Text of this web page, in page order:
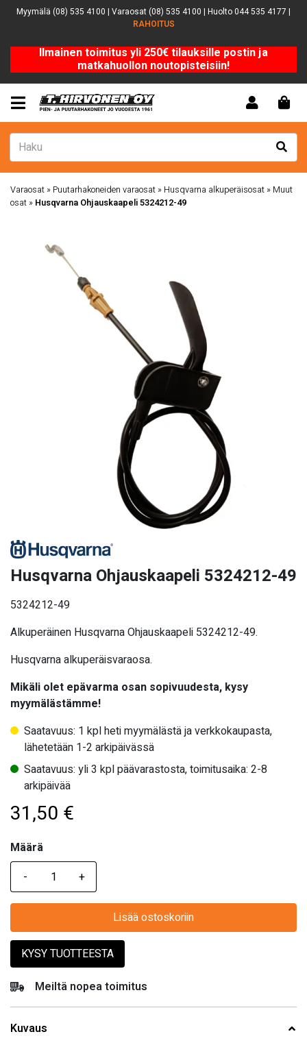
Myymälä (08) 535 4100 | Varaosat (08) 535 4100 | Huolto 044 535 4177 |
RAHOITUS
Ilmainen toimitus yli 250€ tilauksille postin ja
matkahuollon noutopisteisiin!
Varaosat » Puutarhakoneiden varaosat » Husqvarna alkuperäisosat » Muut
osat » Husqvarna Ohjauskaapeli 5324212-49
Husqvarna Ohjauskaapeli 5324212-49
5324212-49
Alkuperäinen Husqvarna Ohjauskaapeli 5324212-49.
Husqvarna alkuperäisvaraosa.
Mikäli olet epävarma osan sopivuudesta, kysy
myymälästämme!
Saatavuus: 1 kpl heti myymälästä ja verkkokaupasta,
lähetetään 1-2 arkipäivässä
Saatavuus: yli 3 kpl päävarastosta, toimitusaika: 2-8
arkipäivää
31,50 €
Määrä
Määrä
Lisää ostoskoriin
KYSY TUOTTEESTA
Meiltä nopea toimitus
Kuvaus